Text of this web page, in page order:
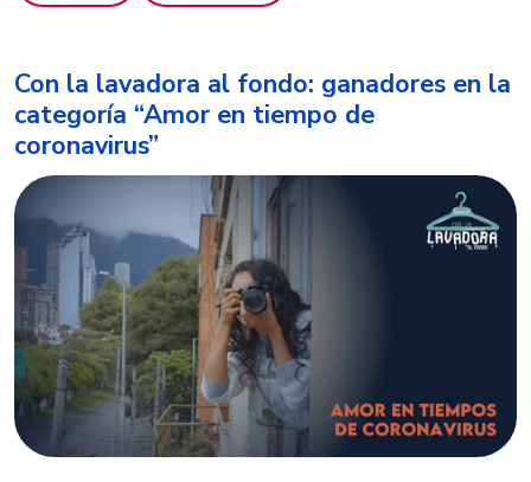
Con la lavadora al fondo: ganadores en la
categoría “Amor en tiempo de
coronavirus”